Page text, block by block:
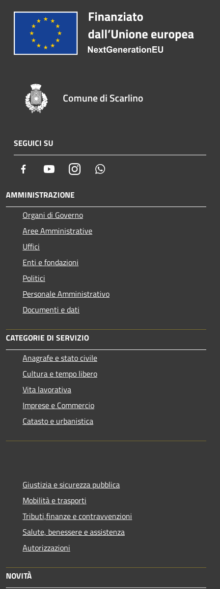
Comune di Scarlino
SEGUICI SU
Facebook YoutubeInstagram
AMMINISTRAZIONE
Organi di Governo
Aree Amministrative
Uffici
Enti e fondazioni
Politici
Personale Amministrativo
Documenti e dati
CATEGORIE DI SERVIZIO
Anagrafe e stato civile
Cultura e tempo libero
Vita lavorativa
Imprese e Commercio
Catasto e urbanistica
Giustizia e sicurezza pubblica
Mobilità e trasporti
Tributi,finanze e contravvenzioni
Salute, benessere e assistenza
Autorizzazioni
NOVITÀ